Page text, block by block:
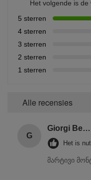
Het volgende is
5 sterren
4 sterren
3 sterren
2 sterren
1 sterren
Alle recensies
G
Giorgi Beridze
Het is
მარტივი